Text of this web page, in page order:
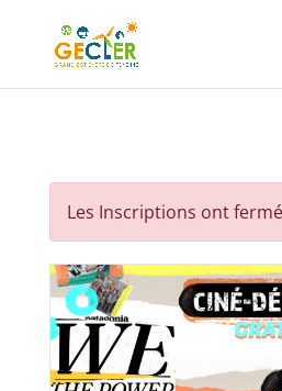
Les Inscriptions ont